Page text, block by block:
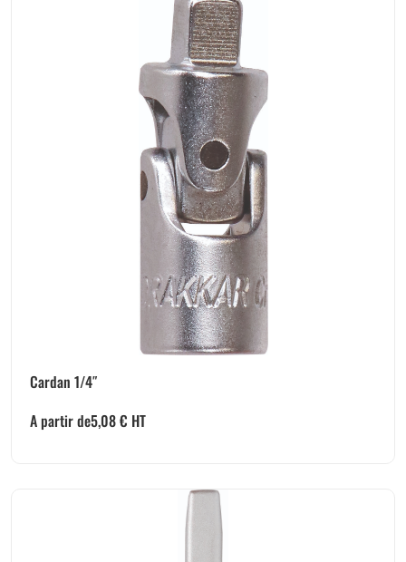
Cardan 1/4″
A partir de5,08€ HT